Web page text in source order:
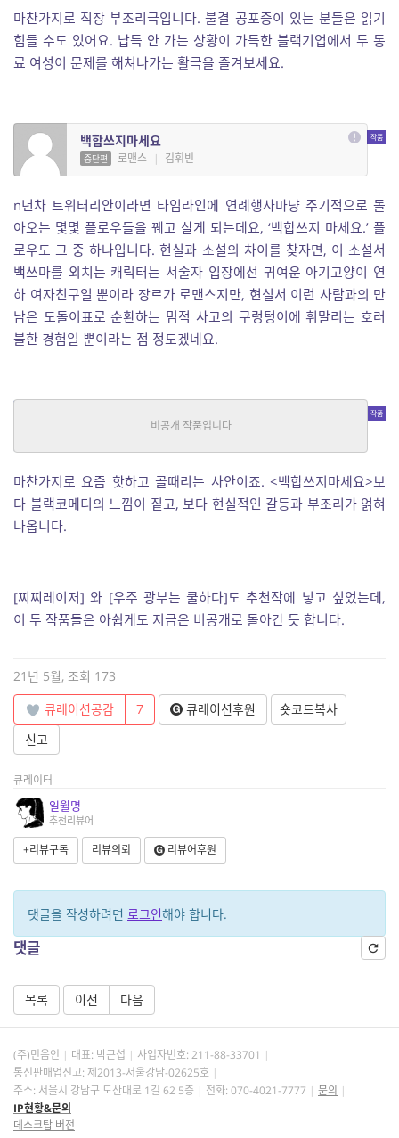
마찬가지로 직장 부조리극입니다. 불결 공포증이 있는 분들은 읽기
힘들 수도 있어요. 납득 안 가는 상황이 가득한 블랙기업에서 두 동
료 여성이 문제를 해쳐나가는 활극을 즐겨보세요.
백합쓰지마세요
중단편 로맨스 | 김휘빈
n년차 트위터리안이라면 타임라인에 연례행사마냥 주기적으로 돌
아오는 몇몇 플로우들을 꿰고 살게 되는데요, ‘백합쓰지 마세요.’ 플
로우도 그 중 하나입니다. 현실과 소설의 차이를 찾자면, 이 소설서
백쓰마를 외치는 캐릭터는 서술자 입장에선 귀여운 아기고양이 연
하 여자친구일 뿐이라 장르가 로맨스지만, 현실서 이런 사람과의 만
남은 도돌이표로 순환하는 밈적 사고의 구렁텅이에 휘말리는 호러
블한 경험일 뿐이라는 점 정도겠네요.
비행멧돼지
마찬가지로 요즘 핫하고 골때리는 사안이죠. <백합쓰지마세요>보
다 블랙코메디의 느낌이 짙고, 보다 현실적인 갈등과 부조리가 얽혀
나옵니다.
[찌찌레이저] 와 [우주 광부는 쿨하다]도 추천작에 넣고 싶었는데,
이 두 작품들은 아쉽게도 지금은 비공개로 돌아간 듯 합니다.
21년 5월, 조회 173
큐레이션공감
7 큐레이션후원
숏코드복사
신고
큐레이터
일월명
추천리뷰어
+리뷰구독 리뷰의뢰 리뷰어후원
댓글을 작성하려면 로그인해야 합니다.
댓글
목록 이전 다음
(주)민음인 대표: 박근섭 사업자번호: 211-88-33701
통신판매업신고: 제2013-서울강남-02625호
주소: 서울시 강남구 도산대로 1길 62 5층
전화: 070-4021-7777
문의
IP현황&문의
데스크탑 버전